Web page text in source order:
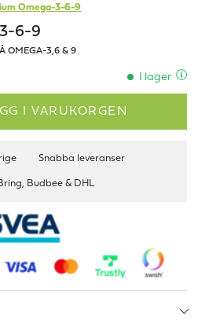
Omega-3-6-9
6-9
OMEGA-3,6 & 9
I lager
I VARUKORGEN
Snabba leveranser
Budbee & DHL